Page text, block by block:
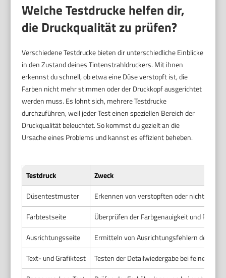
Welche Testdrucke helfen dir,
die Druckqualität zu prüfen?
Verschiedene Testdrucke bieten dir unterschiedliche Einblicke
in den Zustand deines Tintenstrahldruckers. Mit ihnen
erkennst du schnell, ob etwa eine Düse verstopft ist, die
Farben nicht mehr stimmen oder der Druckkopf ausgerichtet
werden muss. Es lohnt sich, mehrere Testdrucke
durchzuführen, weil jeder Test einen speziellen Bereich der
Druckqualität beleuchtet. So kommst du gezielt an die
Ursache eines Problems und kannst es effizient beheben.
Testdruck
Zweck
Düsentestmuster
Erkennen von verstopften oder nicht
Farbtestseite
Überprüfen der Farbgenauigkeit und
Ausrichtungsseite
Ermitteln von Ausrichtungsfehlern des
Text- und Grafiktest
Testen der Detailwiedergabe bei feinen